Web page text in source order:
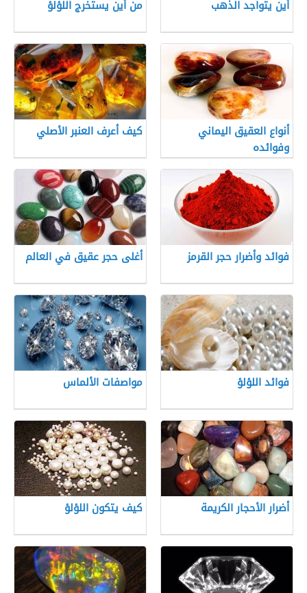
أين يتواجد الذهب من أين يستخرج اللؤلؤ
أنواع العقيق اليماني
وفوائده
كيف أعرف العنبر الأصلي
فوائد وأضرار حجر القرمز أغلى حجر عقيق في العالم
فوائد اللؤلؤ مواصفات الألماس
أضرار الأحجار الكريمة كيف يتكون اللؤلؤ